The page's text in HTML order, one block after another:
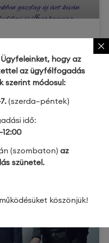
hogy a
és Iparkamaránál az
hogy az
az ügyfélfogadás
szerint módosul:
(szerda–péntek)
idő:
(szombaton) az
szünetel.
köszönjük!